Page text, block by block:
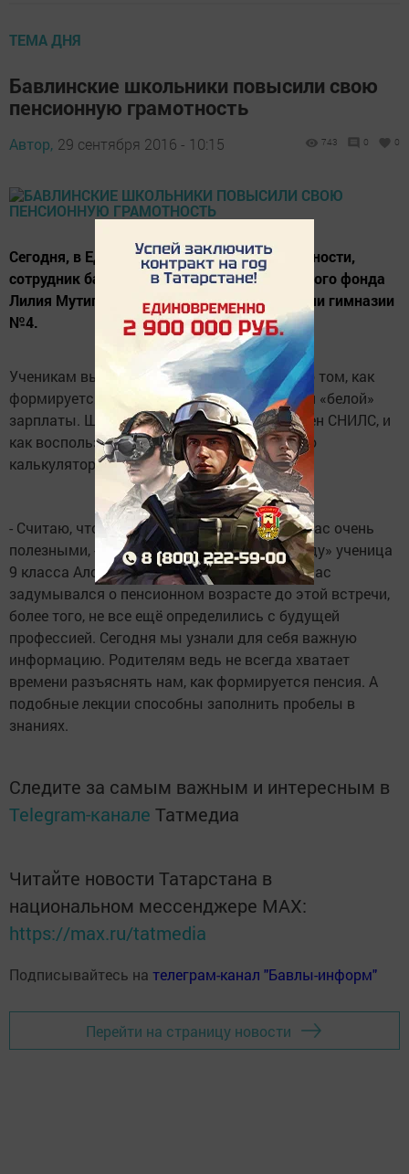
ТЕМА ДНЯ
Бавлинские школьники повысили свою
пенсионную грамотность
Автор, 29 сентября 2016 - 10:15 743 0 0
Сегодня, в Единый день пенсионной грамотности,
сотрудник бавлинского отделения пенсионного фонда
Лилия Мутигуллина встретилась с учениками гимназии
№4.
Ученикам выпускных классов рассказали о том, как
формируется пенсия, о важности получения «белой»
зарплаты. Школьники узнали, для чего нужен СНИЛС, и
как воспользоваться услугами пенсионного
калькулятора.
- Считаю, что такие занятия являются для нас очень
полезными, - рассказала газете «Слава труду» ученица
9 класса Алсу Миргалимова. - Мало кто из нас
задумывался о пенсионном возрасте до этой встречи,
более того, не все ещё определились с будущей
профессией. Сегодня мы узнали для себя важную
информацию. Родителям ведь не всегда хватает
времени разъяснять нам, как формируется пенсия. А
подобные лекции способны заполнить пробелы в
знаниях.
Следите за самым важным и интересным в
Telegram-канале Татмедиа
Читайте новости Татарстана в
национальном мессенджере MАХ:
https://max.ru/tatmedia
Подписывайтесь на телеграм-канал "Бавлы-информ"
Перейти на страницу новости